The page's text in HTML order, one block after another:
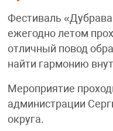
Фестиваль
ежегодно летом
отличный повод
найти гармонию
Мероприятие
администрации
округа.